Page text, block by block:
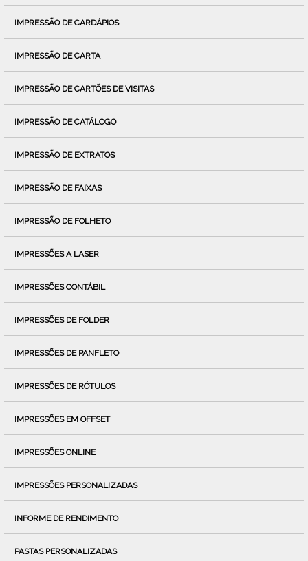
IMPRESSÃO DE CARDÁPIOS
IMPRESSÃO DE CARTA
IMPRESSÃO DE CARTÕES DE VISITAS
IMPRESSÃO DE CATÁLOGO
IMPRESSÃO DE EXTRATOS
IMPRESSÃO DE FAIXAS
IMPRESSÃO DE FOLHETO
IMPRESSÕES A LASER
IMPRESSÕES CONTÁBIL
IMPRESSÕES DE FOLDER
IMPRESSÕES DE PANFLETO
IMPRESSÕES DE RÓTULOS
IMPRESSÕES EM OFFSET
IMPRESSÕES ONLINE
IMPRESSÕES PERSONALIZADAS
INFORME DE RENDIMENTO
PASTAS PERSONALIZADAS